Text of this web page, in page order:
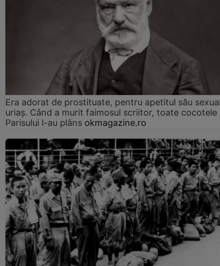
Era adorat de prostituate, pentru apetitul său
uriaș. Când a murit faimosul scriitor, toate cocotele
Parisului l-au plâns okmagazine.ro